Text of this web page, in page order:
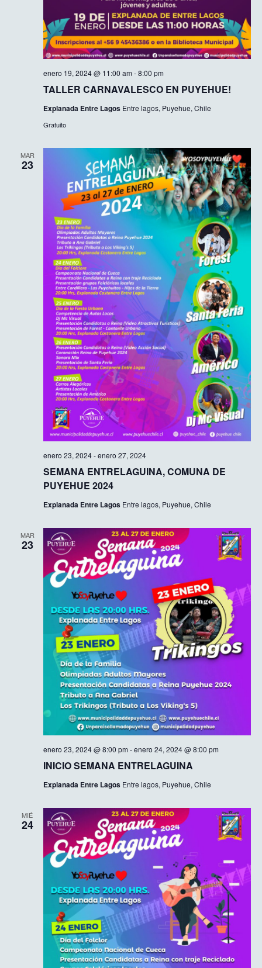
TALLER CARNAVALESCO EN PUYEHUE!
enero 19, 2024 @ 11:00 am -8:00 pm
Explanada Entre Lagos Entre lagos, Puyehue, Chile
Gratuito
MAR
23
SEMANA ENTRELAGUINA, COMUNA DE
PUYEHUE 2024
enero 23, 2024-enero 27, 2024
Explanada Entre Lagos Entre lagos, Puyehue, Chile
MAR
23
INICIO SEMANA ENTRELAGUINA
enero 23, 2024 @ 8:00 pm -enero 24, 2024 @ 8:00 pm
Explanada Entre Lagos Entre lagos, Puyehue, Chile
MIÉ
24